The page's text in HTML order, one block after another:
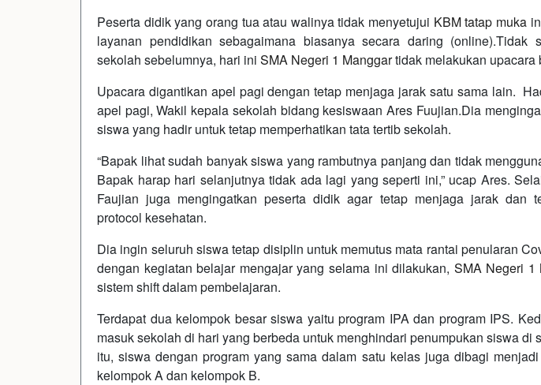
Peserta didik yang orang tua atau walinya tidak menyetujui KBM tatap muka
layanan pendidikan sebagaimana biasanya secara daring (online).Tidak
sekolah sebelumnya, hari ini SMA Negeri 1 Manggartidak melakukan upacara
Upacara digantikan apel pagi dengan tetap menjaga jarak satu sama lain.
apel pagi, Wakil kepala sekolah bidang kesiswaan Ares Fuujian.Dia
siswa yang hadir untuk tetap memperhatikan tata tertib sekolah.
“Bapak lihat sudah banyak siswa yang rambutnya panjang dan tidak
Bapak harap hari selanjutnya tidak ada lagi yang seperti ini,” ucap Ares.
Faujian juga mengingatkan peserta didik agar tetap menjaga jarak dan
protocol kesehatan.
Dia ingin seluruh siswa tetap disiplin untuk memutus mata rantai penularan
dengan kegiatan belajar mengajar yang selama ini dilakukan, SMA Negeri 1
sistem shift dalam pembelajaran.
Terdapat dua kelompok besar siswa yaitu program IPA dan program IPS.
masuk sekolah di hari yang berbeda untuk menghindari penumpukan siswa di
itu, siswa dengan program yang sama dalam satu kelas juga dibagi
kelompok A dan kelompok B.